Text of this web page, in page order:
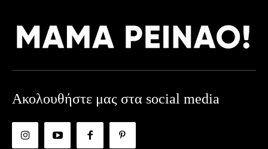
Ακολουθήστε μας στα social media